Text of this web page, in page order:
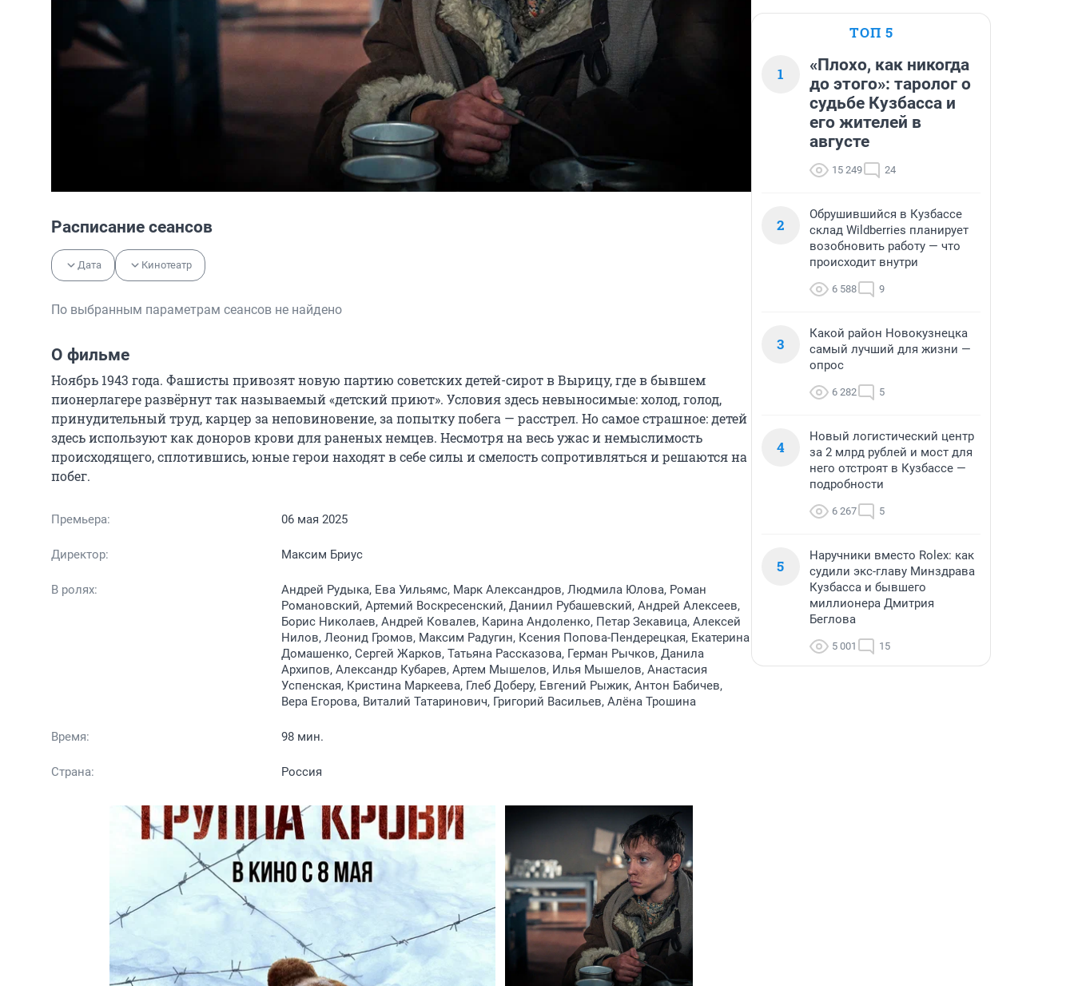
Расписание сеансов
Дата Кинотеатр
По выбранным параметрам сеансов не найдено
О фильме
Ноябрь 1943 года. Фашисты привозят новую партию советских детей-сирот в Вырицу, где в бывшем
пионерлагере развёрнут так называемый «детский приют». Условия здесь невыносимые: холод, голод,
принудительный труд, карцер за неповиновение, за попытку побега — расстрел. Но самое страшное: детей
здесь используют как доноров крови для раненых немцев. Несмотря на весь ужас и немыслимость
происходящего, сплотившись, юные герои находят в себе силы и смелость сопротивляться и решаются на
побег.
Премьера: 06 мая 2025
Директор: Максим Бриус
В ролях:
Андрей Рудыка, Ева Уильямс, Марк Александров, Людмила Юлова, Роман
Романовский, Артемий Воскресенский, Даниил Рубашевский, Андрей Алексеев,
Борис Николаев, Андрей Ковалев, Карина Андоленко, Петар Зекавица, Алексей
Нилов, Леонид Громов, Максим Радугин, Ксения Попова-Пендерецкая, Екатерина
Домашенко, Сергей Жарков, Татьяна Рассказова, Герман Рычков, Данила
Архипов, Александр Кубарев, Артем Мышелов, Илья Мышелов, Анастасия
Успенская, Кристина Маркеева, Глеб Доберу, Евгений Рыжик, Антон Бабичев,
Вера Егорова, Виталий Татаринович, Григорий Васильев, Алёна Трошина
Время: 98 мин.
Страна: Россия
ТОП 5
1
«Плохо, как никогда
до этого»: таролог о
судьбе Кузбасса и
его жителей в
августе
15 249 24
2
Обрушившийся в Кузбассе
склад Wildberries планирует
возобновить работу — что
происходит внутри
6 588 9
3
Какой район Новокузнецка
самый лучший для жизни —
опрос
6 282 5
4
Новый логистический центр
за 2 млрд рублей и мост для
него отстроят в Кузбассе —
подробности
6 267 5
5
Наручники вместо Rolex: как
судили экс-главу Минздрава
Кузбасса и бывшего
миллионера Дмитрия
Беглова
5 001 15